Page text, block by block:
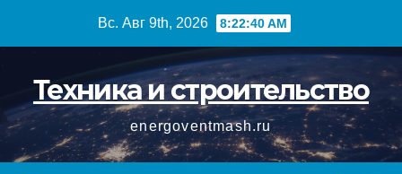
Вс. Авг 9th, 2026 8:22:41 AM
Техника и строительство
energoventmash.ru